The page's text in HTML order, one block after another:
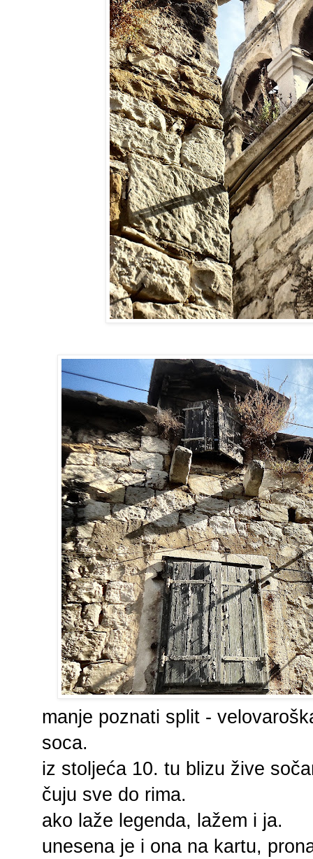
manje poznati split -
soca.
iz stoljeća 10. tu blizu žive
čuju sve do rima.
ako laže legenda, lažem i ja.
unesena je i ona na kartu,